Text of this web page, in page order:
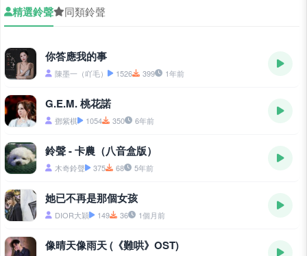
精選鈴聲 同類鈴聲
你答應我的事
陳墨一（吖毛） 1526 399 1年前
G.E.M. 桃花諾
鄧紫棋 1054 350 6年前
鈴聲 - 卡農（八音盒版）
木奇鈴聲 375 68 5年前
她已不再是那個女孩
DIOR大穎 149 36 1個月前
像晴天像雨天 (《難哄》OST)